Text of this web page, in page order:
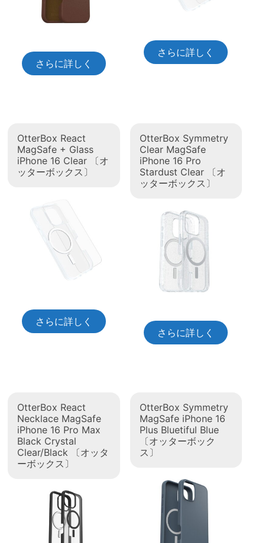
さらに詳しく
さらに詳しく
OtterBox React
MagSafe + Glass
iPhone 16 Clear 〔オ
ッターボックス〕
さらに詳しく
OtterBox Symmetry
Clear MagSafe
iPhone 16 Pro
Stardust Clear 〔オ
ッターボックス〕
さらに詳しく
OtterBox React
Necklace MagSafe
iPhone 16 Pro Max
Black Crystal
Clear/Black 〔オッタ
ーボックス〕
OtterBox Symmetry
MagSafe iPhone 16
Plus Bluetiful Blue
〔オッターボック
ス〕